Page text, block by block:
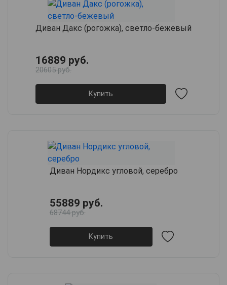
Диван Дакс (рогожка), светло-бежевый
16889 руб.
20605 руб.
Купить
Диван Нордикс угловой, серебро
55889 руб.
68744 руб.
Купить